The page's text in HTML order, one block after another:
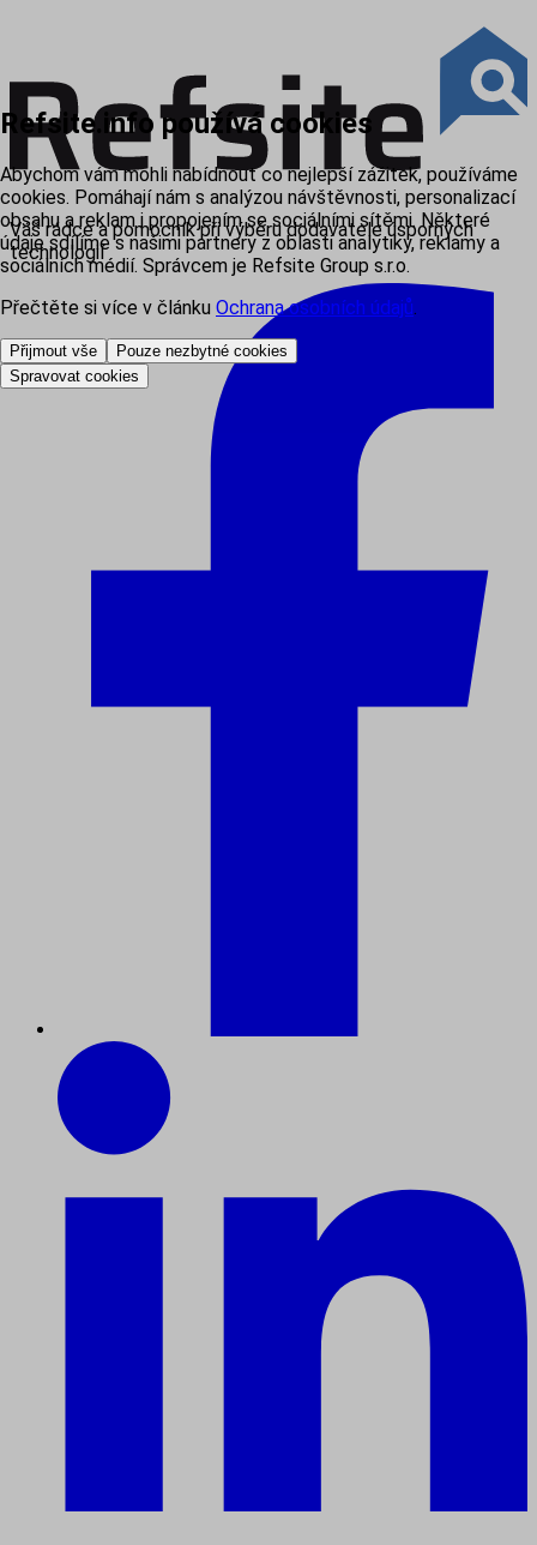
Váš rádce a pomocník při výběru dodavatele úsporných
technologií
Refsite.info používá cookies
Abychom vám mohli nabídnout co nejlepší zážitek, používáme
cookies. Pomáhají nám s analýzou návštěvnosti, personalizací
obsahu a reklam i propojením se sociálními sítěmi. Některé
údaje sdílíme s našimi partnery z oblasti analytiky, reklamy a
sociálních médií. Správcem je Refsite Group s.r.o.
Přečtěte si více v článku Ochrana osobních údajů.
Přijmout vše
Pouze nezbytné cookies
Spravovat cookies